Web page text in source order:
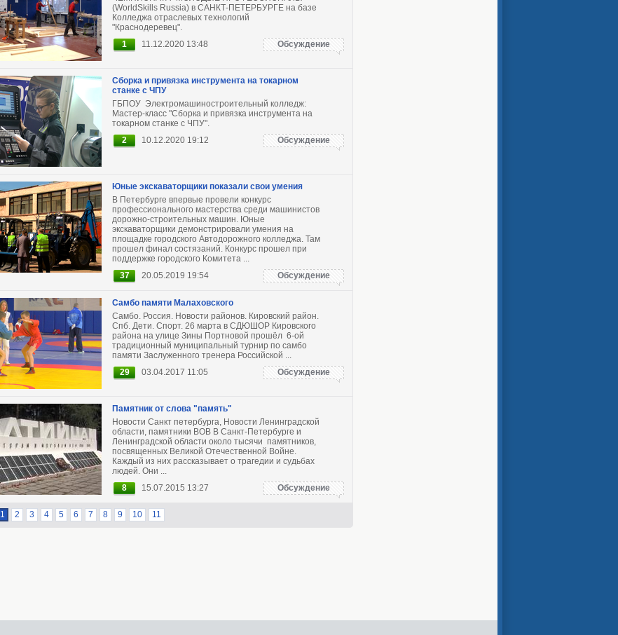
(WorldSkills Russia) в САНКТ-ПЕТЕРБУРГЕ на базе
Колледжа отраслевых технологий
"Краснодеревец".
1
11.12.2020 13:48 Обсуждение
Сборка и привязка инструмента на токарном
станке с ЧПУ
ГБПОУ Электромашиностроительный колледж:
Мастер-класс "Сборка и привязка инструмента на
токарном станке с ЧПУ".
2
10.12.2020 19:12 Обсуждение
Юные экскаваторщики показали свои умения
В Петербурге впервые провели конкурс
профессионального мастерства среди машинистов
дорожно-строительных машин. Юные
экскаваторщики демонстрировали умения на
площадке городского Автодорожного колледжа. Там
прошел финал состязаний. Конкурс прошел при
поддержке городского Комитета ...
37
20.05.2019 19:54 Обсуждение
Самбо памяти Малаховского
Самбо. Россия. Новости районов. Кировский район.
Спб. Дети. Спорт. 26 марта в СДЮШОР Кировского
района на улице Зины Портновой прошёл 6-ой
традиционный муниципальный турнир по самбо
памяти Заслуженного тренера Российской ...
29
03.04.2017 11:05 Обсуждение
Памятник от слова "память"
Новости Санкт петербурга, Новости Ленинградской
области, памятники ВОВ В Санкт-Петербурге и
Ленинградской области около тысячи памятников,
посвященных Великой Отечественной Войне.
Каждый из них рассказывает о трагедии и судьбах
людей. Они ...
8
15.07.2015 13:27 Обсуждение
1 2 3 4 5 6 7 8 9 10 11